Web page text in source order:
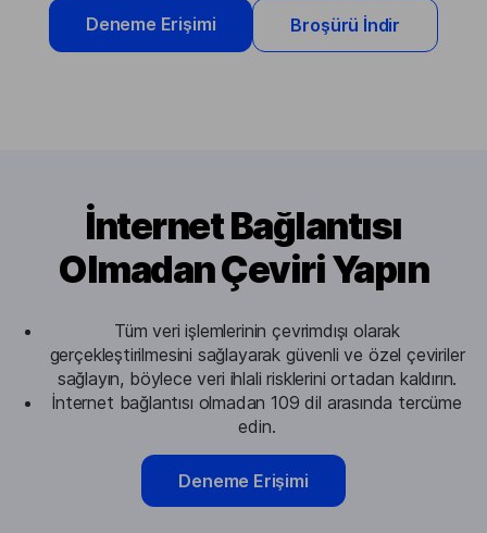
Deneme Erişimi Broşürü İndir
İnternet Bağlantısı
Olmadan Çeviri Yapın
Tüm veri işlemlerinin çevrimdışı olarak
gerçekleştirilmesini sağlayarak güvenli ve özel çeviriler
sağlayın, böylece veri ihlali risklerini ortadan kaldırın.
İnternet bağlantısı olmadan 109 dil arasında tercüme
edin.
Deneme Erişimi